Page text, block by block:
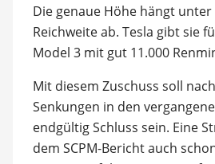
Die genaue Höhe hängt
Reichweite ab. Tesla gibt sie
Model 3 mit gut 11.000
Mit diesem Zuschuss soll
Senkungen in den
endgültig Schluss sein. Eine
dem SCPM-Bericht auch